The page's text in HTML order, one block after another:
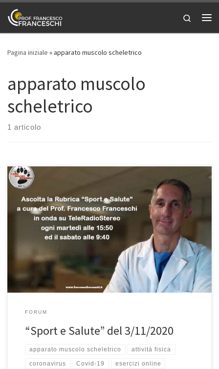
Passa al contenuto
Search
Pagina iniziale »apparato muscolo scheletrico
apparato muscolo
scheletrico
1 articolo
“Sport e Salute” del 3/11/2020Torna il doppio appuntamento con
la mia rubrica di informazione medico scientifica “Sport e Salute”
in onda su Tele Radio Stereo ogni martedì alle 15,50 ed il sabato
alle 9,40. Come sempre potrete riascoltare su questo sito le
puntate andate in onda. In questa prima puntata […]
FORUM
“Sport e Salute” del 3/11/2020
apparato muscolo scheletrico attività fisica
coronavirus Covid-19 esercizi online